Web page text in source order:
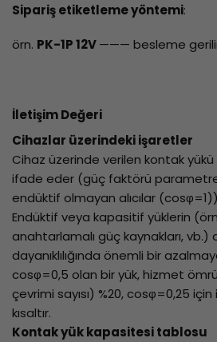
Sipariş etiketleme yöntemi:
örn. PK-1P 12V——— besleme
İletişim Değeri
Cihazlar üzerindeki işaretler
Cihaz üzerinde verilen kontak yükü
ifade eder (güç faktörü
endüktif olmayan alıcılar
Endüktif veya kapasitif yüklerin
anahtarlamalı güç kaynakları, vb.)
dayanıklılığında önemli bir
cosφ=0,5 olan bir yük, hizmet
çevrimi sayısı) %20, cosφ=0,25
kısaltır.
Kontak yük kapasitesi tablosu